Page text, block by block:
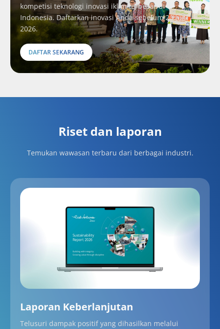
kompetisi teknologi inovasi iklim terbesar di
Indonesia. Daftarkan inovasi Anda sebelum 20 Juni
2026.
DAFTAR SEKARANG
Riset dan laporan
Temukan wawasan terbaru dari berbagai industri.
Laporan Keberlanjutan
Telusuri dampak positif yang dihasilkan melalui